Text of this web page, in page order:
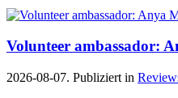
Volunteer ambassador:
2026-08-07. Publiziert in